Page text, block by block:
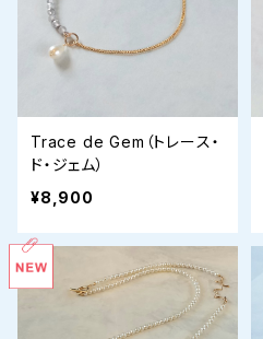
Trace de Gem（トレース・
ド・ジェム）
¥8,900